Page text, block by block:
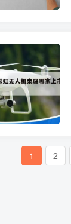
1 2